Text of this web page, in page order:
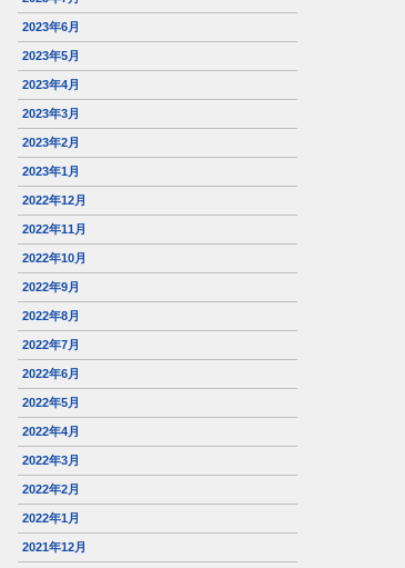
2023年6月
2023年5月
2023年4月
2023年3月
2023年2月
2023年1月
2022年12月
2022年11月
2022年10月
2022年9月
2022年8月
2022年7月
2022年6月
2022年5月
2022年4月
2022年3月
2022年2月
2022年1月
2021年12月